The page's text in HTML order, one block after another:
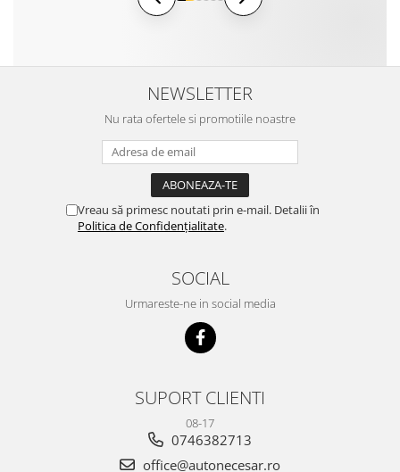
NEWSLETTER
Nu rata ofertele si promotiile noastre
Vreau să primesc noutati prin e-mail. Detalii în
Politica de Confidențialitate.
SOCIAL
Urmareste-ne in social media
SUPORT CLIENTI
08-17
0746382713
office@autonecesar.ro